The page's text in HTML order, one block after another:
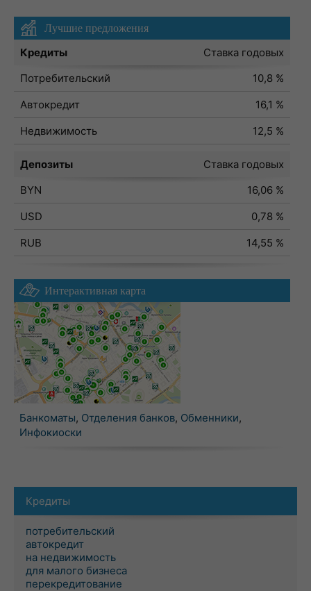
Лучшие предложения
Кредиты
Ставка годовых
Потребительский
10,8 %
Автокредит
16,1 %
Недвижимость
12,5 %
Депозиты
Ставка годовых
BYN
16,06 %
USD
0,78 %
RUB
14,55 %
Интерактивная карта
Банкоматы, Отделения банков, Обменники,
Инфокиоски
Кредиты
потребительский
автокредит
на недвижимость
для малого бизнеса
перекредитование